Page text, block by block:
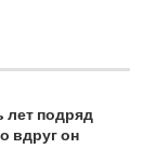
лет подряд
вдруг он